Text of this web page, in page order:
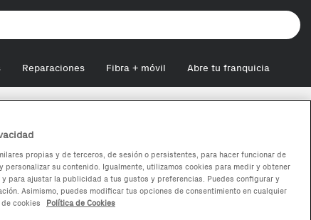
Reparaciones Fibra + móvil Abre tu franquicia
Antracita
propias y de terceros, de sesión o persistentes, para hacer funcionar de
personalizar su contenido. Igualmente, utilizamos cookies para medir y obtener
para ajustar la publicidad a tus gustos y preferencias. Puedes configurar y
Asimismo, puedes modificar tus opciones de consentimiento en cualquier
cookies
Política de Cookies